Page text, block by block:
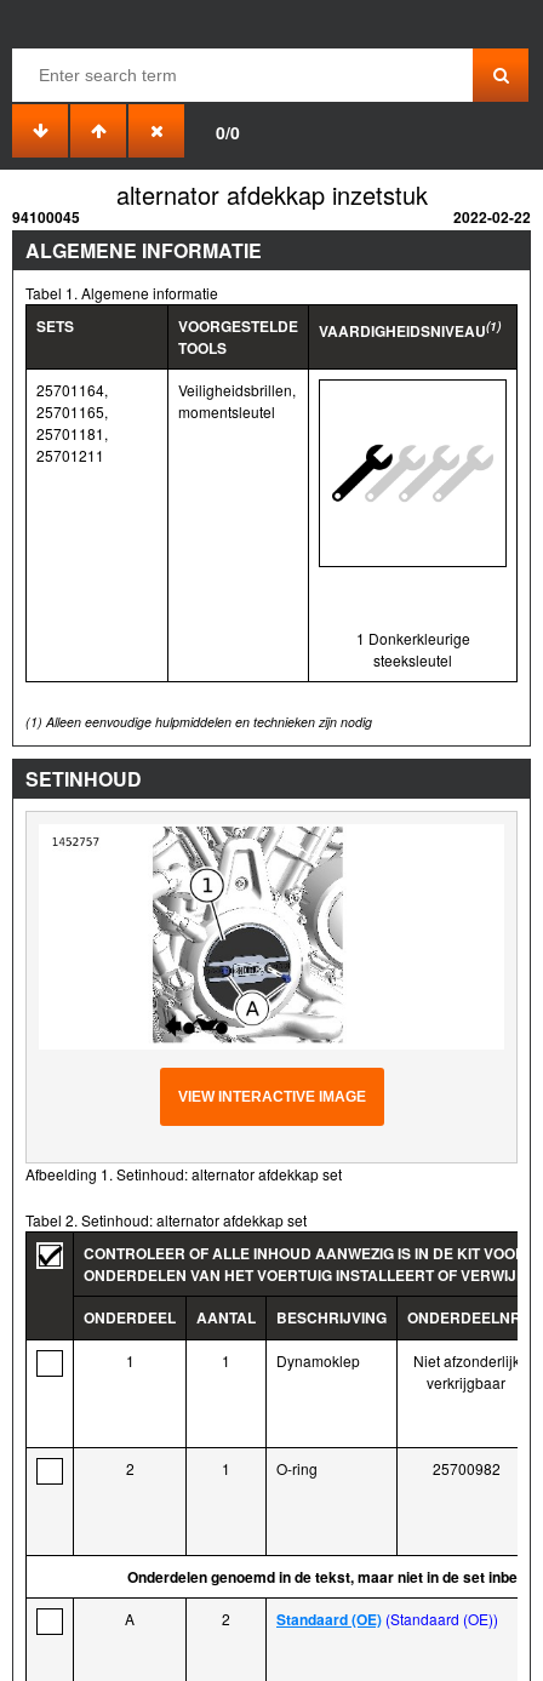
0/0
alternator afdekkap inzetstuk
94100045 2022-02-22
ALGEMENE INFORMATIE
Tabel 1. Algemene informatie
SETS
VOORGESTELDE
TOOLS
VAARDIGHEIDSNIVEAU(1)
25701164,
25701165,
25701181,
25701211
Veiligheidsbrillen,
momentsleutel
1 Donkerkleurige
steeksleutel
(1) Alleen eenvoudige hulpmiddelen en technieken zijn nodig
SETINHOUD
VIEW INTERACTIVE IMAGE
Afbeelding 1. Setinhoud: alternator afdekkap set
Tabel 2. Setinhoud: alternator afdekkap set
CONTROLEER OF ALLE INHOUD AANWEZIG IS IN DE KIT
ONDERDELEN VAN HET VOERTUIG INSTALLEERT OF
ONDERDEEL
AANTAL BESCHRIJVING ONDERDEELNR.
1 1 Dynamoklep
Niet afzonderlijk
verkrijgbaar
2 1 O-ring 25700982
Onderdelen genoemd in de tekst, maar niet in de set
A 2 Standaard (OE) (Standaard (OE))